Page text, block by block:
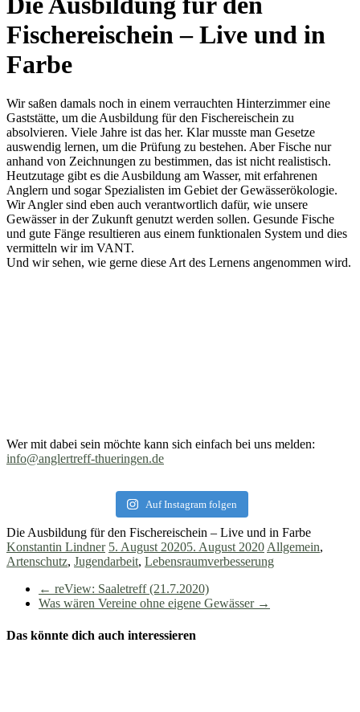
Fischereischein – Live und in
Farbe
Wir saßen damals noch in einem verrauchten Hinterzimmer eine
Gaststätte, um die Ausbildung für den Fischereischein zu
absolvieren. Viele Jahre ist das her. Klar musste man Gesetze
auswendig lernen, um die Prüfung zu bestehen. Aber Fische nur
anhand von Zeichnungen zu bestimmen, das ist nicht realistisch.
Heutzutage gibt es die Ausbildung am Wasser, mit erfahrenen
Anglern und sogar Spezialisten im Gebiet der Gewässerökologie.
Wir Angler sind eben auch verantwortlich dafür, wie unsere
Gewässer in der Zukunft genutzt werden sollen. Gesunde Fische
und gute Fänge resultieren aus einem funktionalen System und dies
vermitteln wir im VANT.
Und wir sehen, wie gerne diese Art des Lernens angenommen wird.
Wer mit dabei sein möchte kann sich einfach bei uns melden:
info@anglertreff-thueringen.de
Auf Instagram folgen
Die Ausbildung für den Fischereischein – Live und in Farbe
Konstantin Lindner 5. August 20205. August 2020 Allgemein,
Artenschutz, Jugendarbeit, Lebensraumverbesserung
← reView: Saaletreff (21.7.2020)
Was wären Vereine ohne eigene Gewässer →
Das könnte dich auch interessieren